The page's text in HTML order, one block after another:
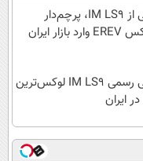
رونمایی از IM LS9، پرچم‌دار
فوق‌لوکس EREV وارد بازار ایران
رونمایی رسمی IM LS9 لوکس‌ترین